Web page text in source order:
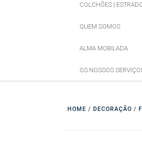
COLCHÕES |
QUEM SOMOS
ALMA MOBILADA
OS NOSSOS
HOME / DECORAÇÃO /